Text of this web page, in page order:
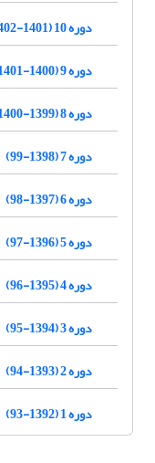
دوره 10 (1401-1402)
دوره 9 (1400-1401)
دوره 8 (1399-1400)
دوره 7 (1398-99)
دوره 6 (1397-98)
دوره 5 (1396-97)
دوره 4 (1395-96)
دوره 3 (1394-95)
دوره 2 (1393-94)
دوره 1 (1392-93)